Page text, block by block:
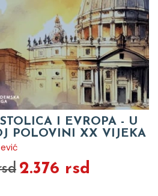
I EVROPA - U
POLOVINI XX VIJEKA
2.376 rsd